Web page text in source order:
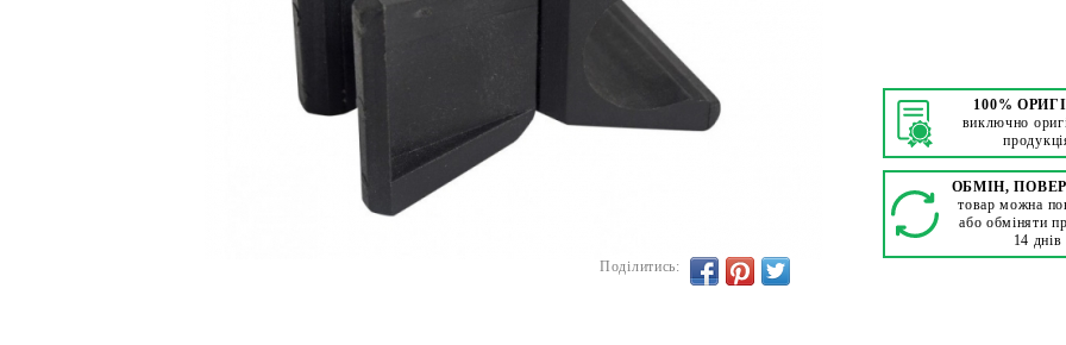
Поділитись:
100%
виключно
ОБМІН,
товар можна
або обміняти
14 днів